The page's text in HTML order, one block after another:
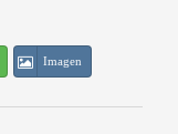
Imagen